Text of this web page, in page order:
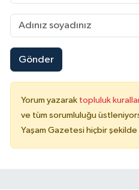
Gönder
Yorum yazarak topluluk
ve tüm sorumluluğu
Yaşam Gazetesi hiçbir